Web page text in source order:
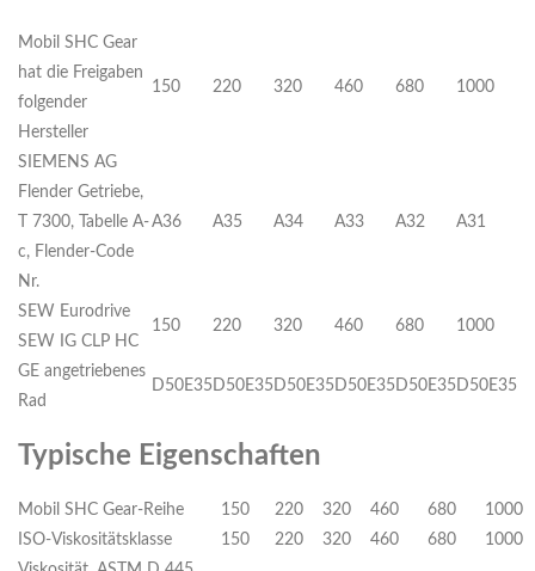
Mobil SHC Gear
hat die Freigaben
folgender
Hersteller
150 220 320 460 680 1000
SIEMENS AG
Flender Getriebe,
T 7300, Tabelle A-
c, Flender-Code
Nr.
A36 A35 A34 A33 A32 A31
SEW Eurodrive
SEW IG CLP HC
150 220 320 460 680 1000
GE angetriebenes
Rad
D50E35 D50E35 D50E35 D50E35 D50E35 D50E35
Typische Eigenschaften
Mobil SHC Gear-Reihe 150 220 320 460 680
1000
ISO-Viskositätsklasse
150 220 320 460 680
1000